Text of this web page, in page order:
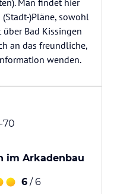
Man findet hier
)Pläne, sowohl
Bad Kissingen
an das freundliche,
wenden.
70
im Arkadenbau
6 / 6